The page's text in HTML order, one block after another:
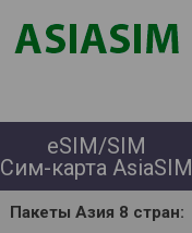
eSIM/SIM
Сим-карта AsiaSIM
Пакеты Азия 8 стран: